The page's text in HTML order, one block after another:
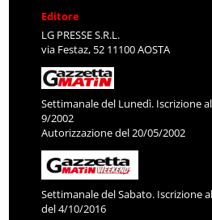
Editore
LG PRESSE S.R.L.
via Festaz, 52 11100 AOSTA
Settimanale del Lunedì. Iscrizione
9/2002
Autorizzazione del 20/05/2002
Settimanale del Sabato. Iscrizione
del 4/10/2016